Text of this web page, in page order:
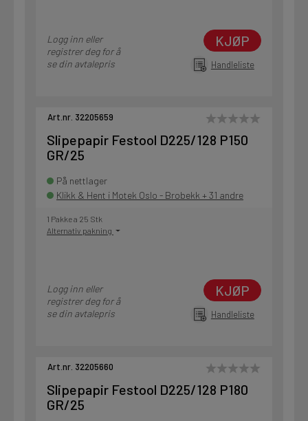
Logg inn eller
registrer deg for å
se din avtalepris
KJØP
Handleliste
Art.nr. 32205659
Slipepapir Festool D225/128 P150
GR/25
På nettlager
Klikk & Hent i Motek Oslo - Brobekk + 31 andre
1 Pakke a 25 Stk
Alternativ pakning
Logg inn eller
registrer deg for å
se din avtalepris
KJØP
Handleliste
Art.nr. 32205660
Slipepapir Festool D225/128 P180
GR/25